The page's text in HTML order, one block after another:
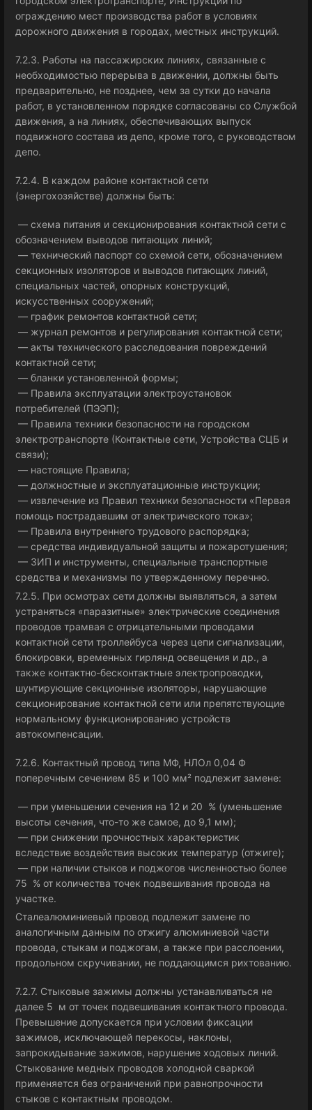
ограждению мест производства работ в условиях
дорожного движения в городах, местных инструкций.
7.2.3. Работы на пассажирских линиях, связанные с
необходимостью перерыва в движении, должны быть
предварительно, не позднее, чем за сутки до начала
работ, в установленном порядке согласованы со Службой
движения, а на линиях, обеспечивающих выпуск
подвижного состава из депо, кроме того, с руководством
депо.
7.2.4. В каждом районе контактной сети
(энергохозяйстве) должны быть:
— схема питания и секционирования контактной сети с
обозначением выводов питающих линий;
— технический паспорт со схемой сети, обозначением
секционных изоляторов и выводов питающих линий,
специальных частей, опорных конструкций,
искусственных сооружений;
— график ремонтов контактной сети;
— журнал ремонтов и регулирования контактной сети;
— акты технического расследования повреждений
контактной сети;
— бланки установленной формы;
— Правила эксплуатации электроустановок
потребителей (ПЭЭП);
— Правила техники безопасности на городском
электротранспорте (Контактные сети, Устройства СЦБ и
связи);
— настоящие Правила;
— должностные и эксплуатационные инструкции;
— извлечение из Правил техники безопасности «Первая
помощь пострадавшим от электрического тока»;
— Правила внутреннего трудового распорядка;
— средства индивидуальной защиты и пожаротушения;
— ЗИП и инструменты, специальные транспортные
средства и механизмы по утвержденному перечню.
7.2.5. При осмотрах сети должны выявляться, а затем
устраняться «паразитные» электрические соединения
проводов трамвая с отрицательными проводами
контактной сети троллейбуса через цепи сигнализации,
блокировки, временных гирлянд освещения и др., а
также контактно-бесконтактные электропроводки,
шунтирующие секционные изоляторы, нарушающие
секционирование контактной сети или препятствующие
нормальному функционированию устройств
автокомпенсации.
7.2.6. Контактный провод типа МФ, НЛОл 0,04 Ф
поперечным сечением 85 и 100 мм² подлежит замене:
— при уменьшении сечения на 12 и 20 % (уменьшение
высоты сечения, что-то же самое, до 9,1 мм);
— при снижении прочностных характеристик
вследствие воздействия высоких температур (отжиге);
— при наличии стыков и поджогов численностью более
75 % от количества точек подвешивания провода на
участке.
Сталеалюминиевый провод подлежит замене по
аналогичным данным по отжигу алюминиевой части
провода, стыкам и поджогам, а также при расслоении,
продольном скручивании, не поддающимся рихтованию.
7.2.7. Стыковые зажимы должны устанавливаться не
далее 5 м от точек подвешивания контактного провода.
Превышение допускается при условии фиксации
зажимов, исключающей перекосы, наклоны,
запрокидывание зажимов, нарушение ходовых линий.
Стыкование медных проводов холодной сваркой
применяется без ограничений при равнопрочности
стыков с контактным проводом.